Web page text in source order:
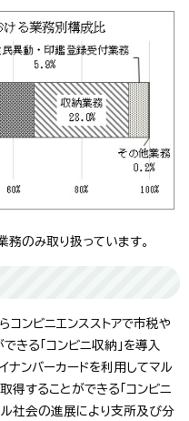
のみ取り扱っています。
ンビニエンスストアで市税や
きる「コンビニ収納」を導入
ナンバーカードを利用してマル
することができる「コンビニ
ル社会の進展により支所及び分